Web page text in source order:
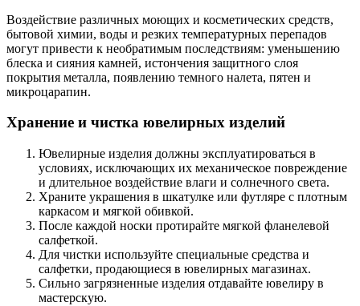
Воздействие различных моющих и косметических средств,
бытовой химии, воды и резких температурных перепадов
могут привести к необратимым последствиям: уменьшению
блеска и сияния камней, истончения защитного слоя
покрытия металла, появлению темного налета, пятен и
микроцарапин.
Хранение и чистка ювелирных изделий
Ювелирные изделия должны эксплуатироваться в
условиях, исключающих их механическое повреждение
и длительное воздействие влаги и солнечного света.
Храните украшения в шкатулке или футляре с плотным
каркасом и мягкой обивкой.
После каждой носки протирайте мягкой фланелевой
салфеткой.
Для чистки используйте специальные средства и
салфетки, продающиеся в ювелирных магазинах.
Сильно загрязненные изделия отдавайте ювелиру в
мастерскую.